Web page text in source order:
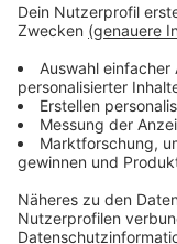
es ein
mit Kinderärzten,
während der
nutzen können.
Kinderarzt mehr
Wie funktioniert
machen?
Als erstes musst